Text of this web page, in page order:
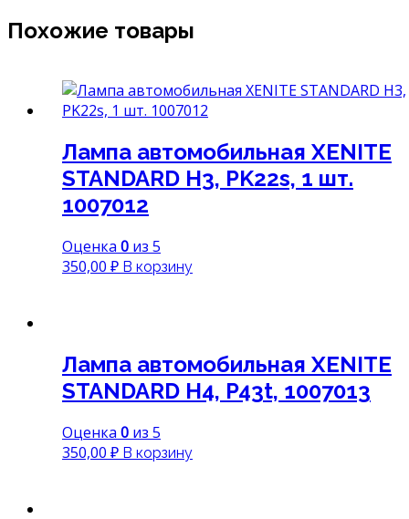
Похожие товары
Лампа автомобильная XENITE
STANDARD H3, PK22s, 1 шт.
1007012
Оценка 0 из 5
350,00 ₽ В корзину
Лампа автомобильная XENITE
STANDARD H4, P43t, 1007013
Оценка 0 из 5
350,00 ₽ В корзину